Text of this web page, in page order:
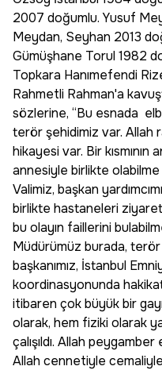
2007 doğumlu. Yusuf
Meydan, Seyhan 2013
Gümüşhane Torul 1982
Topkara Hanımefendi
Rahmetli Rahman'a
sözlerine, “Bu esnada
terör şehidimiz var. Allah
hikayesi var. Bir kısmının
annesiyle birlikte olabilme
Valimiz, başkan
birlikte hastaneleri
bu olayın faillerini
Müdürümüz burada, terör
başkanımız, İstanbul
koordinasyonunda
itibaren çok büyük bir
olarak, hem fiziki olarak
çalışıldı. Allah
Allah cennetiyle